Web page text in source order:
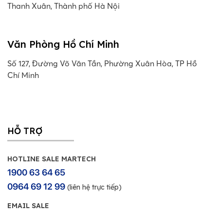
Thanh Xuân, Thành phố Hà Nội
Văn Phòng Hồ Chí Minh
Số 127, Đường Võ Văn Tần, Phường Xuân Hòa, TP Hồ
Chí Minh
HỖ TRỢ
HOTLINE SALE MARTECH
1900 63 64 65
0964 69 12 99 (liên hệ trực tiếp)
EMAIL SALE